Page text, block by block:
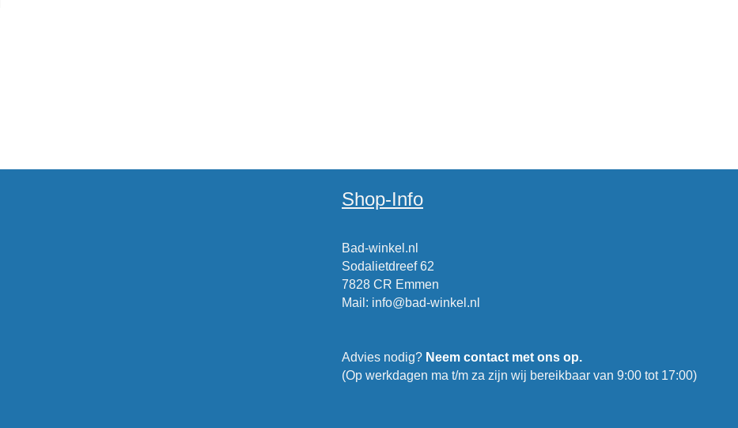
Shop-Info
Bad-winkel.nl
Sodalietdreef 62
7828 CR Emmen
Mail : info@bad-winkel.nl
Advies nodig? Neem contact met ons op.
(Op werkdagen ma t/m za zijn wij bereikbaar van 9:00 tot 17:00)